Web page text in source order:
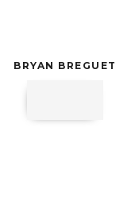
BRYAN BREGUET